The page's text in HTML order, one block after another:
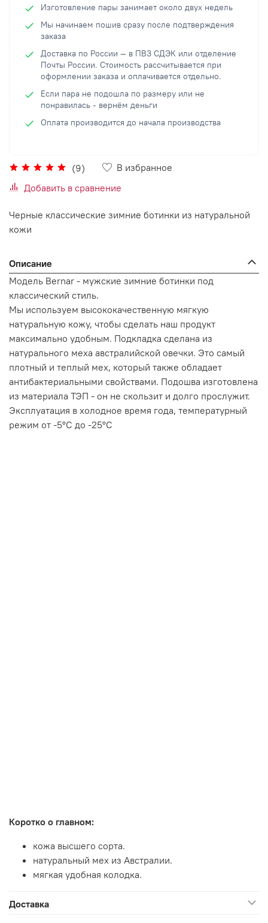
(9)
В избранное
Добавить в сравнение
Изготовление пары занимает около двух недель
Мы начинаем пошив сразу после подтверждения
заказа
Доставка по России — в ПВЗ СДЭК или отделение
Почты России. Стоимость рассчитывается при
оформлении заказа и оплачивается отдельно.
Если пара не подошла по размеру или не
понравилась - вернём деньги
Оплата производится до начала производства
Черные классические зимние ботинки из натуральной
кожи
Описание
Модель Bernar - мужские зимние ботинки под
классический стиль.
Мы используем высококачественную мягкую
натуральную кожу, чтобы сделать наш продукт
максимально удобным. Подкладка сделана из
натурального меха австралийской овечки. Это самый
плотный и теплый мех, который также обладает
антибактериальными свойствами. Подошва изготовлена
из материала ТЭП - он не скользит и долго прослужит.
Эксплуатация в холодное время года, температурный
режим от -5°C до -25°C
Коротко о главном:
кожа высшего сорта.
натуральный мех из Австралии.
мягкая удобная колодка.
Доставка